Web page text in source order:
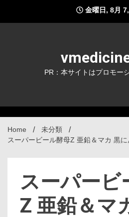
content
金曜日, 8月
PR：本サイトはプロモー
Home
未分類
スーパービール酵母Z 亜鉛＆マカ 黒
スーパービ
Z 亜鉛＆マ